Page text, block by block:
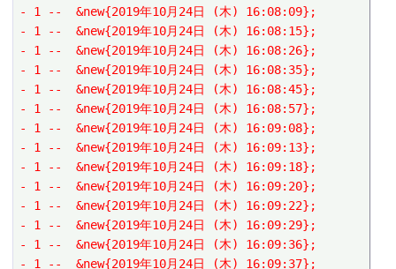
- 1 --  &new{2019年10月24日 (木) 16:08:09};
- 1 --  &new{2019年10月24日 (木) 16:08:15};
- 1 --  &new{2019年10月24日 (木) 16:08:26};
- 1 --  &new{2019年10月24日 (木) 16:08:35};
- 1 --  &new{2019年10月24日 (木) 16:08:45};
- 1 --  &new{2019年10月24日 (木) 16:08:57};
- 1 --  &new{2019年10月24日 (木) 16:09:08};
- 1 --  &new{2019年10月24日 (木) 16:09:13};
- 1 --  &new{2019年10月24日 (木) 16:09:18};
- 1 --  &new{2019年10月24日 (木) 16:09:20};
- 1 --  &new{2019年10月24日 (木) 16:09:22};
- 1 --  &new{2019年10月24日 (木) 16:09:29};
- 1 --  &new{2019年10月24日 (木) 16:09:36};
- 1 --  &new{2019年10月24日 (木) 16:09:37};